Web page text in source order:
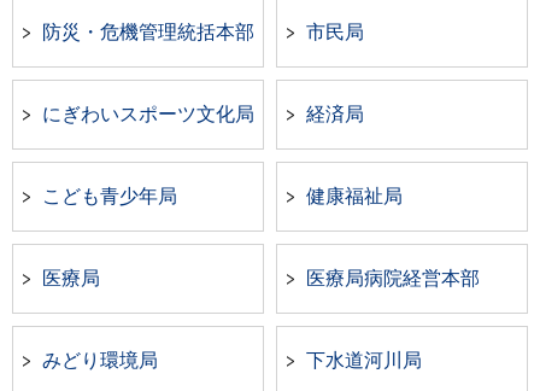
防災・危機管理統括本部 市民局
にぎわいスポーツ文化局 経済局
こども青少年局 健康福祉局
医療局 医療局病院経営本部
みどり環境局 下水道河川局